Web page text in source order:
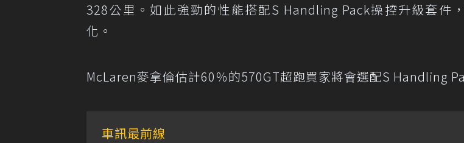
328公里。如此強勁的性能搭配S Handling Pack操控升級套件
化。
McLaren麥拿倫估計60％的570GT超跑買家將會選配S Handling
車訊最前線